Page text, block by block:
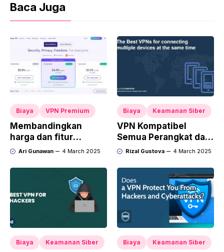
Baca Juga
Biaya VPN Premium
Membandingkan
harga dan fitur
berbagai layanan VPN
Ari Gunawan 4 March 2025
Biaya Keamanan Siber
VPN Kompatibel
Semua Perangkat dan
Sistem Operasi
Rizal Gustova 4 March 2025
Biaya Keamanan Siber Biaya Keamanan Siber